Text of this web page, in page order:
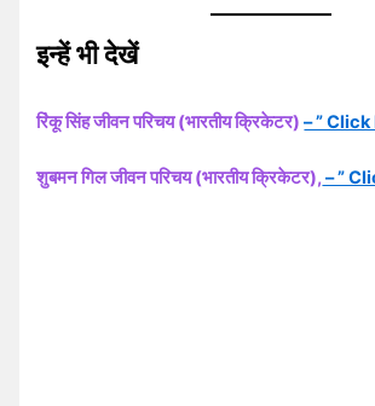
इन्हें भी देखें
रिंकू सिंह जीवन परिचय (भारतीय क्रिकेटर)– ”
शुबमन गिल जीवन परिचय (भारतीय क्रिकेटर), – ”